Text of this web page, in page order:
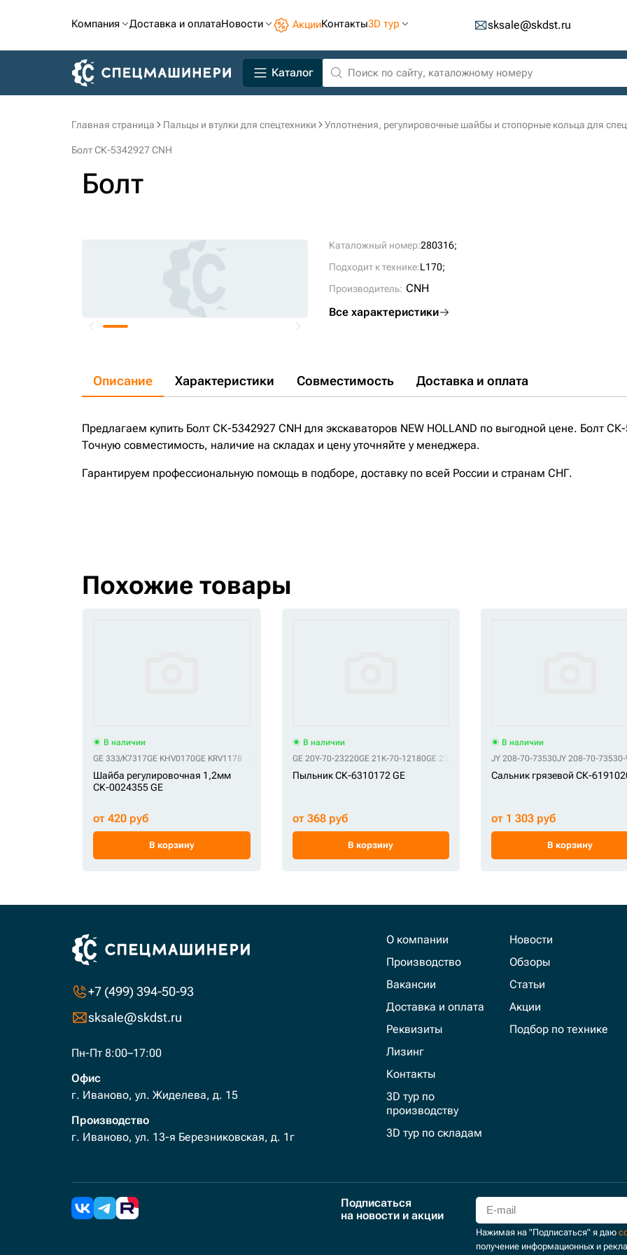
Компания Доставка и оплатаНовости АкцииКонтакты3D тур sksale@skdst.ru
Каталог
Главная страница Пальцы и втулки для спецтехники Уплотнения, регулировочные шайбы и стопорные кольца для
Болт СК-5342927 CNH
Болт
Каталожный номер:280316;
Подходит к технике:L170;
Производитель: CNH
Все характеристики
Описание Характеристики Совместимость Доставка и оплата
Предлагаем купить Болт СК-5342927 CNH для экскаваторов NEW HOLLAND по выгодной цене. Болт
Точную совместимость, наличие на складах и цену уточняйте у менеджера.
Гарантируем профессиональную помощь в подборе, доставку по всей России и странам СНГ.
Похожие товары
В наличии
GE 333/K7317GE KHV0170GE KRV1178
Шайба регулировочная 1,2мм
СК-0024355 GE
от 420 руб
В корзину
В наличии
GE 20Y-70-23220GE 21K-70-12180GE 235-7679
Пыльник СК-6310172 GE
от 368 руб
В корзину
В наличии
JY 208-70-73530JY 208-70-73530-
Сальник грязевой СК-
от 1 303 руб
В корзину
+7 (499) 394-50-93
sksale@skdst.ru
Пн-Пт 8:00–17:00
Офис
г. Иваново, ул. Жиделева, д. 15
Производство
г. Иваново, ул. 13-я Березниковская, д. 1г
О компании
Производство
Вакансии
Доставка и оплата
Реквизиты
Лизинг
Контакты
3D тур по
производству
3D тур по складам
Новости
Обзоры
Статьи
Акции
Подбор по технике
Подписаться
на новости и акции
Нажимая на "Подписаться" я даю
получение информационных и